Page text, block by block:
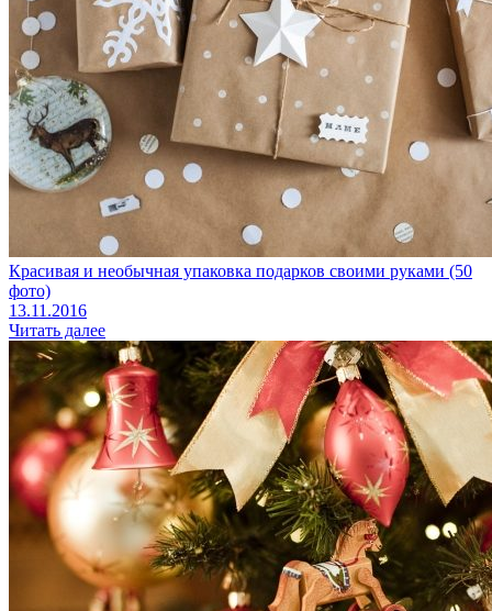
Красивая и необычная упаковка подарков своими руками (50
фото)
13.11.2016
Читать далее